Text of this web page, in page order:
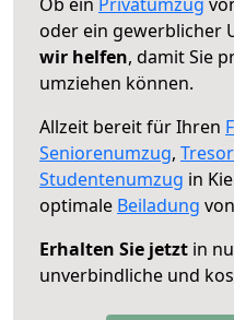
oder ein gewerblicher
wir helfen, damit Sie
umziehen können.
Allzeit bereit für Ihren
Seniorenumzug, Tresor
Studentenumzug in
optimale Beiladung
Erhalten Sie jetzt in
unverbindliche und